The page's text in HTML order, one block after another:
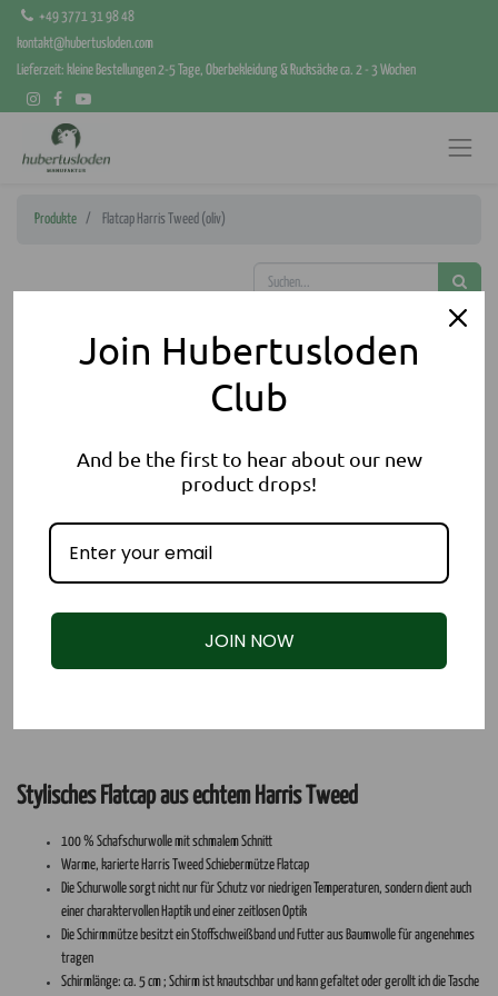
+49 3771 31 98 48
kontakt@hubertusloden.com
Lieferzeit: kleine Bestellungen 2-5 Tage, Oberbekleidung & Rucksäcke ca. 2 - 3 Wochen
Produkte Flatcap Harris Tweed (oliv)
Stylisches Flatcap aus echtem Harris Tweed
100 % Schafschurwolle mit schmalem Schnitt
Warme, karierte Harris Tweed Schiebermütze Flatcap
Die Schurwolle sorgt nicht nur für Schutz vor niedrigen Temperaturen, sondern dient auch
einer charaktervollen Haptik und einer zeitlosen Optik
Die Schirmmütze besitzt ein Stoffschweißband und Futter aus Baumwolle für angenehmes
tragen
Schirmlänge: ca. 5 cm ; Schirm ist knautschbar und kann gefaltet oder gerollt ich die Tasche
Join Hubertusloden
Club
And be the first to hear about our new
product drops!
JOIN NOW